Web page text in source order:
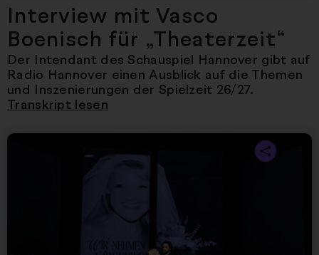
Interview mit Vasco
Boenisch für „Theaterzeit“
Der Intendant des Schauspiel Hannover gibt auf
Radio Hannover einen Ausblick auf die Themen
und Inszenierungen der Spielzeit 26/27.
Transkript lesen
Nächster Artikel